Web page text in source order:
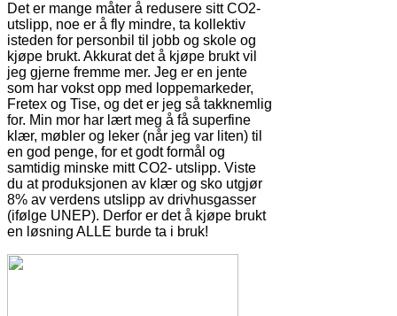
Det er mange måter å redusere sitt CO2-
utslipp, noe er å fly mindre, ta kollektiv
isteden for personbil til jobb og skole og
kjøpe brukt. Akkurat det å kjøpe brukt vil
jeg gjerne fremme mer. Jeg er en jente
som har vokst opp med loppemarkeder,
Fretex og Tise, og det er jeg så takknemlig
for. Min mor har lært meg å få superfine
klær, møbler og leker (når jeg var liten) til
en god penge, for et godt formål og
samtidig minske mitt CO2- utslipp. Viste
du at produksjonen av klær og sko utgjør
8% av verdens utslipp av drivhusgasser
(ifølge UNEP). Derfor er det å kjøpe brukt
en løsning ALLE burde ta i bruk!